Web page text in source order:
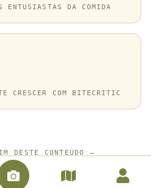
ENTUSIASTAS DA COMIDA
CRESCER COM BITECRITIC
DESTE CONTEÚDO —